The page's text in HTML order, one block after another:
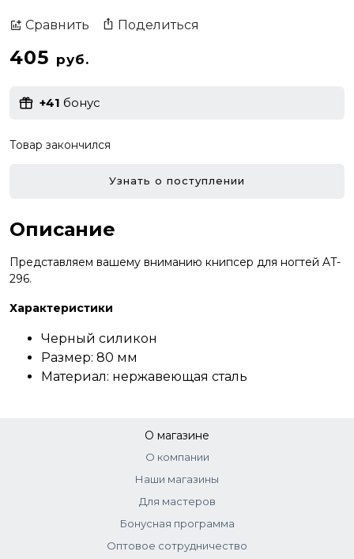
Сравнить Поделиться
405 руб.
+41 бонус
Товар закончился
Узнать о поступлении
Описание
Представляем вашему вниманию книпсер для ногтей AT-
296.
Характеристики
Черный силикон
Размер: 80 мм
Материал: нержавеющая сталь
О магазине
О компании
Наши магазины
Для мастеров
Бонусная программа
Оптовое сотрудничество